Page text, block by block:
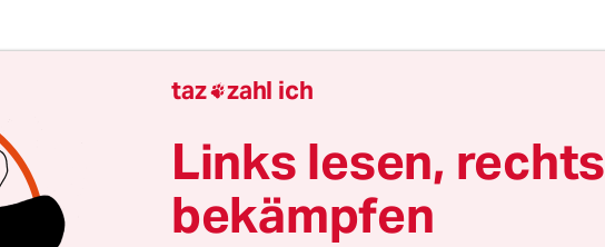
weißen Sarg in der Kirche von Cadiz-City auf der
Insel Negros hängt an diesem Mittwoch ein
Aufschrift: „Gerechtigkeit für Zara Alvarez“. Es ist der
ermordeten Menschenrechtsaktivistin Alvarez, der hier
aufgebahrt ist.
taz zahl ich
Links lesen, rechts
bekämpfen